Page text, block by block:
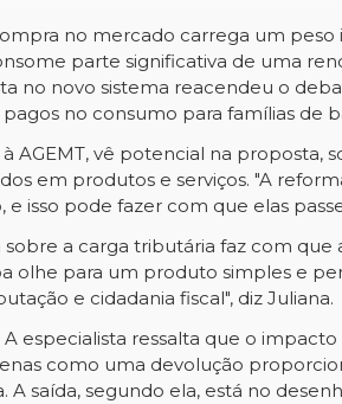
no mercado carrega um
parte significativa de uma
no novo sistema reacendeu o
no consumo para famílias de
AGEMT, vê potencial na
em produtos e serviços. "A
isso pode fazer com que elas
a carga tributária faz com
olhe para um produto simples e
e cidadania fiscal", diz Juliana.
especialista ressalta que o
como uma devolução
saída, segundo ela, está no